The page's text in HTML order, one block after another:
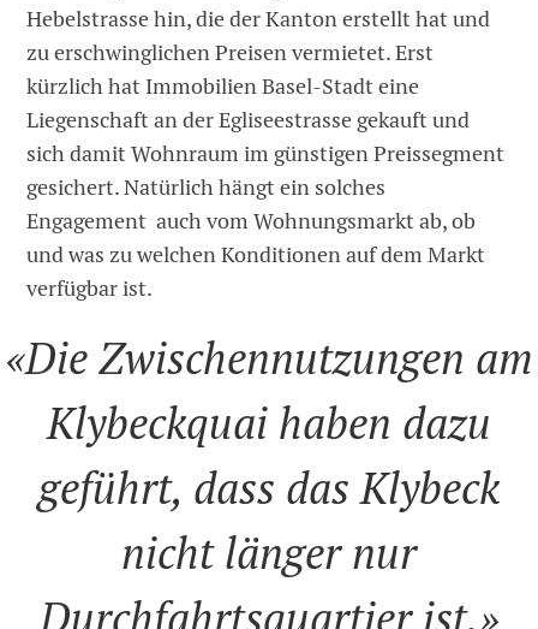
Hebelstrasse hin, die der Kanton erstellt hat und
zu erschwinglichen Preisen vermietet. Erst
kürzlich hat Immobilien Basel-Stadt eine
Liegenschaft an der Egliseestrasse gekauft und
sich damit Wohnraum im günstigen Preissegment
gesichert. Natürlich hängt ein solches
Engagement auch vom Wohnungsmarkt ab, ob
und was zu welchen Konditionen auf dem Markt
verfügbar ist.
«Die Zwischennutzungen am
Klybeckquai haben dazu
geführt, dass das Klybeck
nicht länger nur